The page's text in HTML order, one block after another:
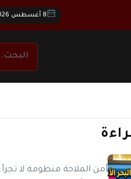
8 أغسطس 2026
أمن الملاحة منظومة لا تجزأ: